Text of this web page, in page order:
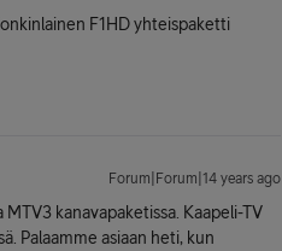
F1HD yhteispaketti
Forum|Forum|14 years ago
MTV3 kanavapaketissa. Kaapeli-TV
Palaamme asiaan heti, kun